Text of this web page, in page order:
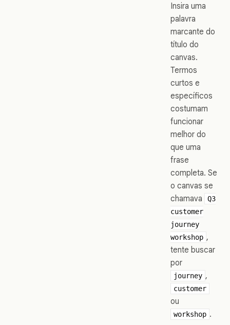
Insira uma
palavra
marcante do
título do
canvas.
Termos
curtos e
específicos
costumam
funcionar
melhor do
que uma
frase
completa. Se
o canvas se
chamava
Q3
customer
journey
workshop ,
tente buscar
por
journey ,
customer
ou
workshop .